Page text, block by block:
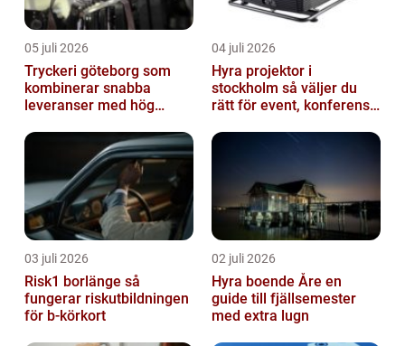
05 juli 2026
Tryckeri göteborg som
kombinerar snabba
leveranser med hög
04 juli 2026
Hyra projektor i
stockholm så väljer du
rätt för event, konferens
03 juli 2026
Risk1 borlänge så
fungerar riskutbildningen
för b-körkort
02 juli 2026
Hyra boende Åre en
guide till fjällsemester
med extra lugn